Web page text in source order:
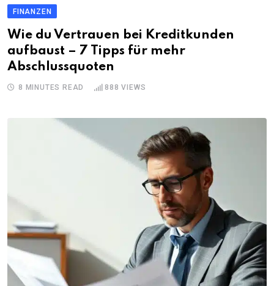
FINANZEN
Wie du Vertrauen bei Kreditkunden
aufbaust – 7 Tipps für mehr
Abschlussquoten
8 MINUTES READ 888 VIEWS